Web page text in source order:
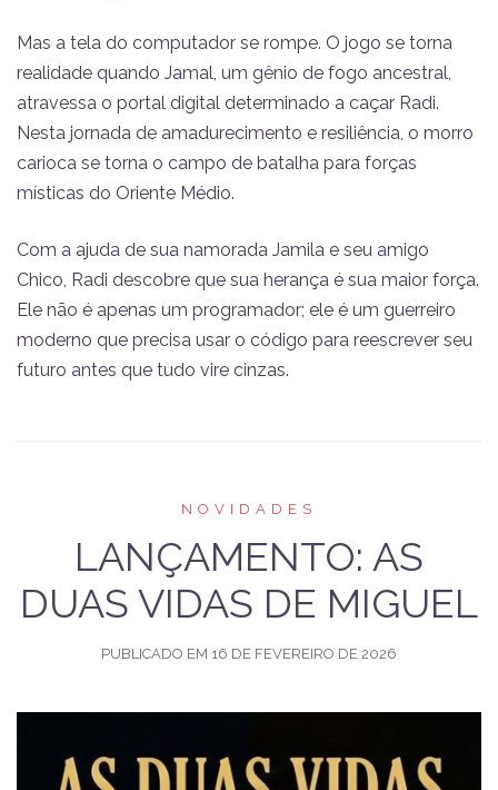
​Mas a tela do computador se rompe. O jogo se torna
realidade quando Jamal, um gênio de fogo ancestral,
atravessa o portal digital determinado a caçar Radi.
​Nesta jornada de amadurecimento e resiliência, o morro
carioca se torna o campo de batalha para forças
místicas do Oriente Médio.
Com a ajuda de sua namorada Jamila e seu amigo
Chico, Radi descobre que sua herança é sua maior força.
Ele não é apenas um programador; ele é um guerreiro
moderno que precisa usar o código para reescrever seu
futuro antes que tudo vire cinzas.
NOVIDADES
LANÇAMENTO: AS
DUAS VIDAS DE MIGUEL
PUBLICADO EM 16 DE FEVEREIRO DE 2026